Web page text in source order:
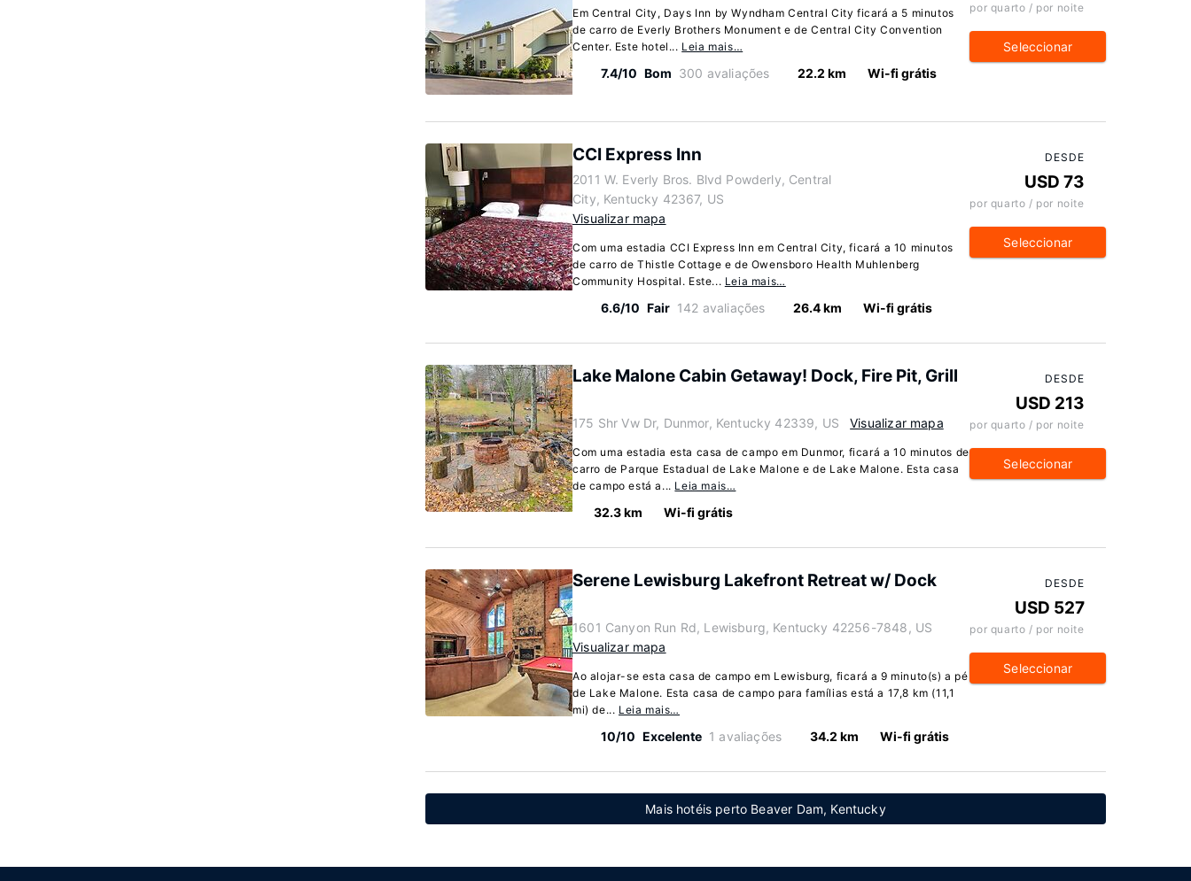
Em Central City, Days Inn by Wyndham Central City ficará a 5 minutos
de carro de Everly Brothers Monument e de Central City Convention
Center. Este hotel... Leia mais…
7.4/10 Bom 300 avaliações 22.2 km Wi-fi grátis
por quarto / por noite
Seleccionar
CCI Express Inn
2011 W. Everly Bros. Blvd Powderly, Central
City, Kentucky 42367, US
Visualizar mapa
Com uma estadia CCI Express Inn em Central City, ficará a 10 minutos
de carro de Thistle Cottage e de Owensboro Health Muhlenberg
Community Hospital. Este... Leia mais…
6.6/10 Fair 142 avaliações 26.4 km Wi-fi grátis
DESDE
USD 73
por quarto / por noite
Seleccionar
Lake Malone Cabin Getaway! Dock, Fire Pit, Grill
175 Shr Vw Dr, Dunmor, Kentucky 42339, US Visualizar mapa
Com uma estadia esta casa de campo em Dunmor, ficará a 10 minutos de
carro de Parque Estadual de Lake Malone e de Lake Malone. Esta casa
de campo está a... Leia mais…
32.3 km Wi-fi grátis
DESDE
USD 213
por quarto / por noite
Seleccionar
Serene Lewisburg Lakefront Retreat w/ Dock
1601 Canyon Run Rd, Lewisburg, Kentucky 42256-7848, US
Visualizar mapa
Ao alojar-se esta casa de campo em Lewisburg, ficará a 9 minuto(s) a pé
de Lake Malone. Esta casa de campo para famílias está a 17,8 km (11,1
mi) de... Leia mais…
10/10 Excelente 1 avaliações 34.2 km Wi-fi grátis
DESDE
USD 527
por quarto / por noite
Seleccionar
Mais hotéis perto Beaver Dam, Kentucky